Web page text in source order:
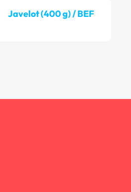
Javelot (400 g) / BEF